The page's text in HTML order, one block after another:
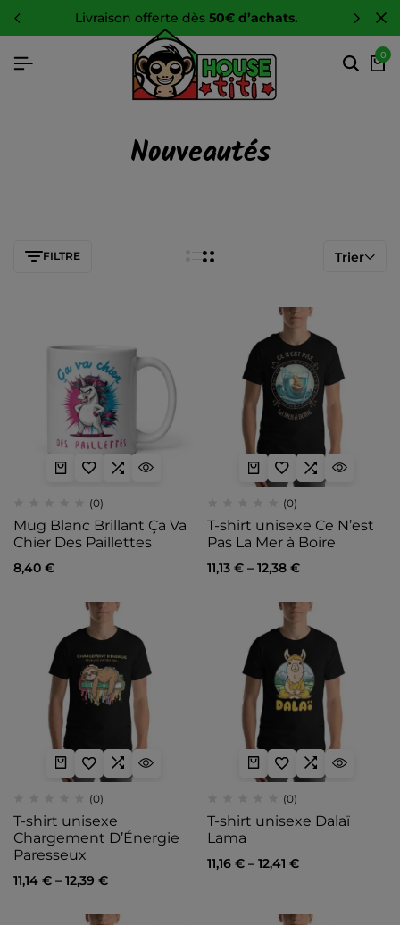
livraison offerte dès 50€ d’achats.
0
Nouveautés
FILTRE Trier
(0)
Mug Blanc Brillant Ça Va
Chier Des Paillettes
8,40 €
(0)
T-shirt unisexe Ce N’est
Pas La Mer à Boire
11,13 €– 12,38 €
(0)
T-shirt unisexe
Chargement D’Énergie
Paresseux
11,14 € – 12,39 €
(0)
T-shirt unisexe Dalaï
Lama
11,16 €– 12,41 €